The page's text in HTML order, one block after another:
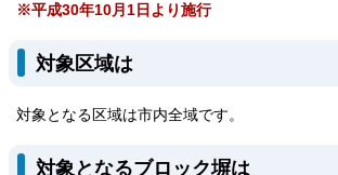
※平成30年10月1日より施行
対象区域は
対象となる区域は市内全域です。
対象となるブロック塀は